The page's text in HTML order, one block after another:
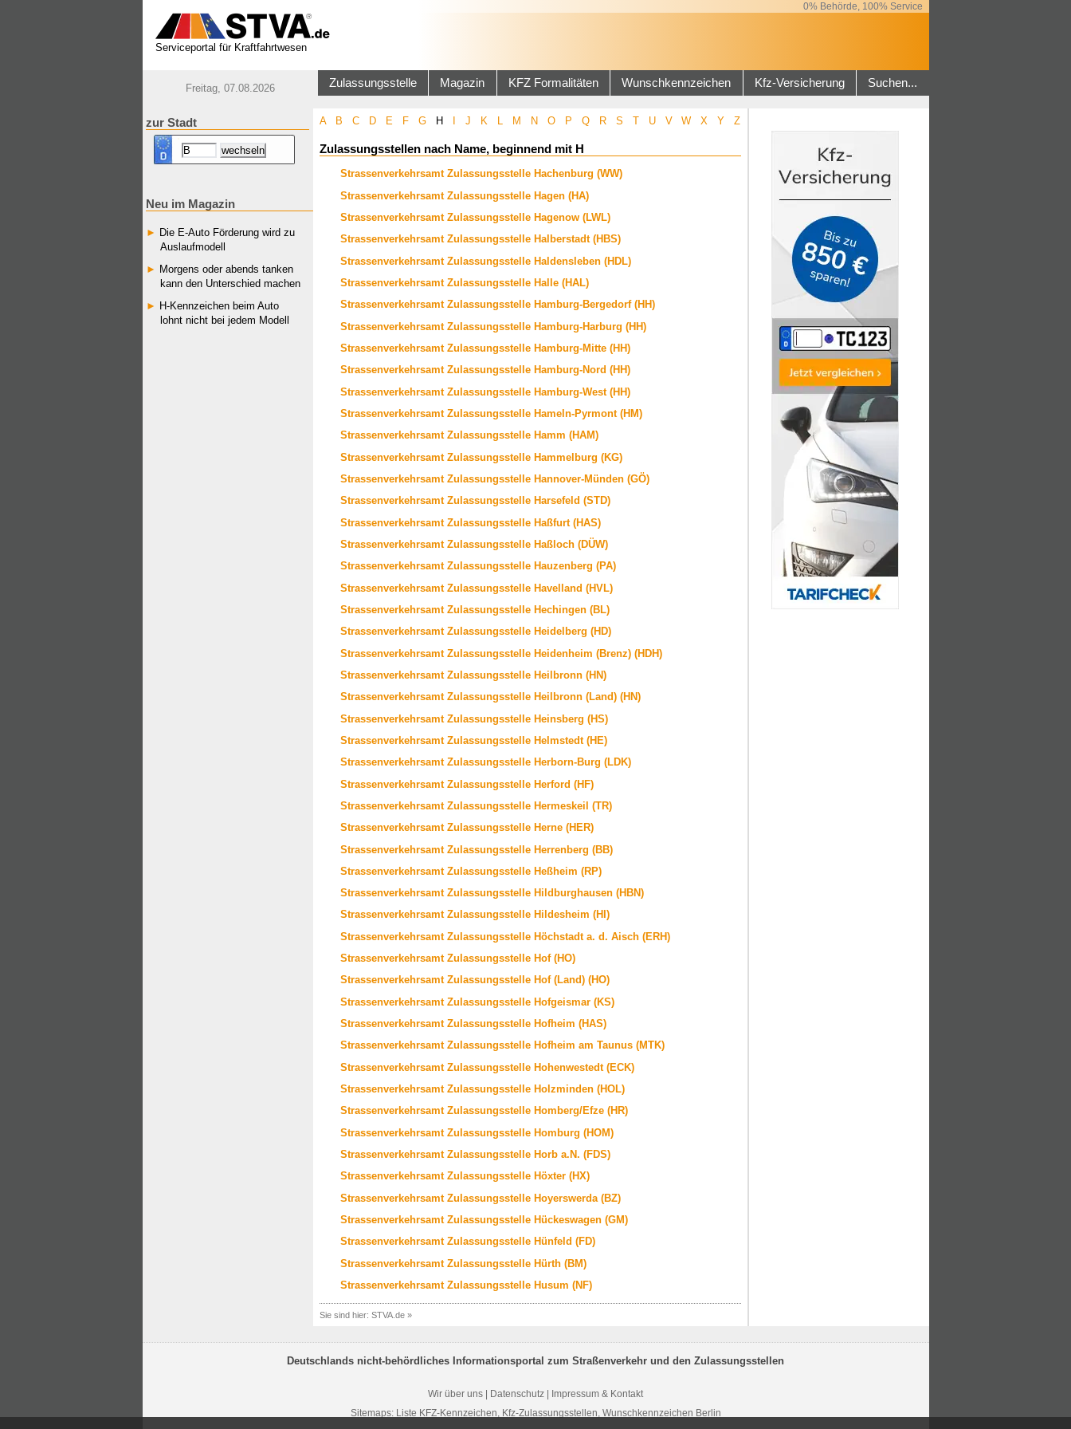
0% Behörde, 100% Service
Serviceportal für Kraftfahrtwesen
Freitag, 07.08.2026 Zulassungsstelle Magazin KFZ Formalitäten Wunschkennzeichen Kfz-Versicherung Suchen...
zur Stadt
Neu im Magazin
Die E-Auto Förderung wird zu
Auslaufmodell
Morgens oder abends tanken
kann den Unterschied machen
H-Kennzeichen beim Auto
lohnt nicht bei jedem Modell
A B C D E F G H J K L M N O P Q R S T U V W X Y Z
Zulassungsstellen nach Name, beginnend mit H
Strassenverkehrsamt Zulassungsstelle Hachenburg (WW)
Strassenverkehrsamt Zulassungsstelle Hagen (HA)
Strassenverkehrsamt Zulassungsstelle Hagenow (LWL)
Strassenverkehrsamt Zulassungsstelle Halberstadt (HBS)
Strassenverkehrsamt Zulassungsstelle Haldensleben (HDL)
Strassenverkehrsamt Zulassungsstelle Halle (HAL)
Strassenverkehrsamt Zulassungsstelle Hamburg-Bergedorf (HH)
Strassenverkehrsamt Zulassungsstelle Hamburg-Harburg (HH)
Strassenverkehrsamt Zulassungsstelle Hamburg-Mitte (HH)
Strassenverkehrsamt Zulassungsstelle Hamburg-Nord (HH)
Strassenverkehrsamt Zulassungsstelle Hamburg-West (HH)
Strassenverkehrsamt Zulassungsstelle Hameln-Pyrmont (HM)
Strassenverkehrsamt Zulassungsstelle Hamm (HAM)
Strassenverkehrsamt Zulassungsstelle Hammelburg (KG)
Strassenverkehrsamt Zulassungsstelle Hannover-Münden (GÖ)
Strassenverkehrsamt Zulassungsstelle Harsefeld (STD)
Strassenverkehrsamt Zulassungsstelle Haßfurt (HAS)
Strassenverkehrsamt Zulassungsstelle Haßloch (DÜW)
Strassenverkehrsamt Zulassungsstelle Hauzenberg (PA)
Strassenverkehrsamt Zulassungsstelle Havelland (HVL)
Strassenverkehrsamt Zulassungsstelle Hechingen (BL)
Strassenverkehrsamt Zulassungsstelle Heidelberg (HD)
Strassenverkehrsamt Zulassungsstelle Heidenheim (Brenz) (HDH)
Strassenverkehrsamt Zulassungsstelle Heilbronn (HN)
Strassenverkehrsamt Zulassungsstelle Heilbronn (Land) (HN)
Strassenverkehrsamt Zulassungsstelle Heinsberg (HS)
Strassenverkehrsamt Zulassungsstelle Helmstedt (HE)
Strassenverkehrsamt Zulassungsstelle Herborn-Burg (LDK)
Strassenverkehrsamt Zulassungsstelle Herford (HF)
Strassenverkehrsamt Zulassungsstelle Hermeskeil (TR)
Strassenverkehrsamt Zulassungsstelle Herne (HER)
Strassenverkehrsamt Zulassungsstelle Herrenberg (BB)
Strassenverkehrsamt Zulassungsstelle Heßheim (RP)
Strassenverkehrsamt Zulassungsstelle Hildburghausen (HBN)
Strassenverkehrsamt Zulassungsstelle Hildesheim (HI)
Strassenverkehrsamt Zulassungsstelle Höchstadt a. d. Aisch (ERH)
Strassenverkehrsamt Zulassungsstelle Hof (HO)
Strassenverkehrsamt Zulassungsstelle Hof (Land) (HO)
Strassenverkehrsamt Zulassungsstelle Hofgeismar (KS)
Strassenverkehrsamt Zulassungsstelle Hofheim (HAS)
Strassenverkehrsamt Zulassungsstelle Hofheim am Taunus (MTK)
Strassenverkehrsamt Zulassungsstelle Hohenwestedt (ECK)
Strassenverkehrsamt Zulassungsstelle Holzminden (HOL)
Strassenverkehrsamt Zulassungsstelle Homberg/Efze (HR)
Strassenverkehrsamt Zulassungsstelle Homburg (HOM)
Strassenverkehrsamt Zulassungsstelle Horb a.N. (FDS)
Strassenverkehrsamt Zulassungsstelle Höxter (HX)
Strassenverkehrsamt Zulassungsstelle Hoyerswerda (BZ)
Strassenverkehrsamt Zulassungsstelle Hückeswagen (GM)
Strassenverkehrsamt Zulassungsstelle Hünfeld (FD)
Strassenverkehrsamt Zulassungsstelle Hürth (BM)
Strassenverkehrsamt Zulassungsstelle Husum (NF)
Sie sind hier: STVA.de»
Deutschlands nicht-behördliches Informationsportal zum Straßenverkehr und den Zulassungsstellen
Wir über uns | Datenschutz | Impressum & Kontakt
Sitemaps: Liste KFZ-Kennzeichen Kfz-Zulassungsstellen Wunschkennzeichen Berlin